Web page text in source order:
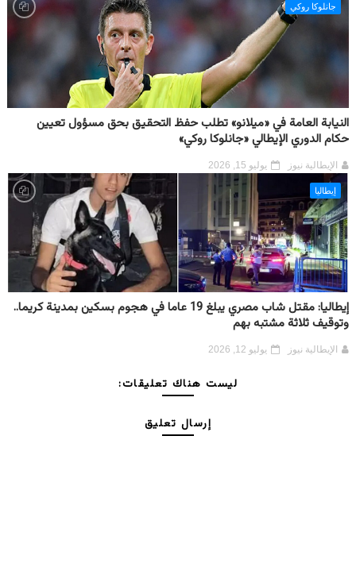
جانلوكا روكي
النيابة العامة في «ميلانو» تطلب حفظ التحقيق بحق مسؤول تعيين
حكام الدوري الإيطالي «جانلوكا روكي»
الإيطالية نيوز يوليو 15, 2026
إيطاليا
إيطاليا: مقتل شاب مصري يبلغ 19 عاما في هجوم بسكين بمدينة كريما..
وتوقيف ثلاثة مشتبه بهم
الإيطالية نيوز يوليو 12, 2026
ليست هناك تعليقات:
إرسال تعليق